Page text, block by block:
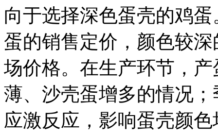
向于选择深色蛋壳的鸡
蛋的销售定价，颜色较
场价格。在生产环节，
薄、沙壳蛋增多的情况
应激反应，影响蛋壳颜